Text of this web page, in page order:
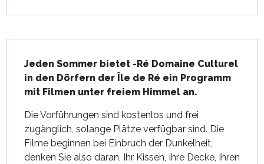
Jeden Sommer bietet -Ré Domaine Culturel
in den Dörfern der Île de Ré ein Programm
mit Filmen unter freiem Himmel an.
Die Vorführungen sind kostenlos und frei
zugänglich, solange Plätze verfügbar sind. Die
Filme beginnen bei Einbruch der Dunkelheit,
denken Sie also daran, Ihr Kissen, Ihre Decke, Ihren